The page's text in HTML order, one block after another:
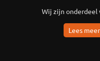
Wij zijn onderdeel
Lees